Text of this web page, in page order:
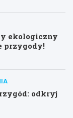
ekologiczny
przygody!
odkryj